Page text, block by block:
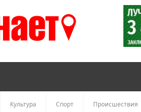
Культура Спорт Происшествия